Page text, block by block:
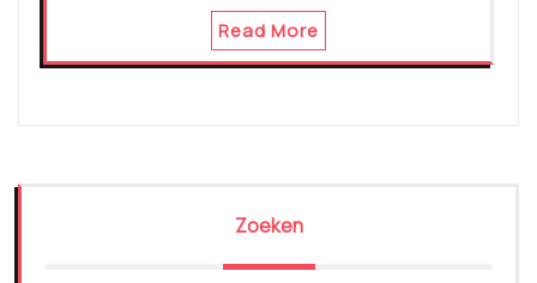
Read More
Zoeken